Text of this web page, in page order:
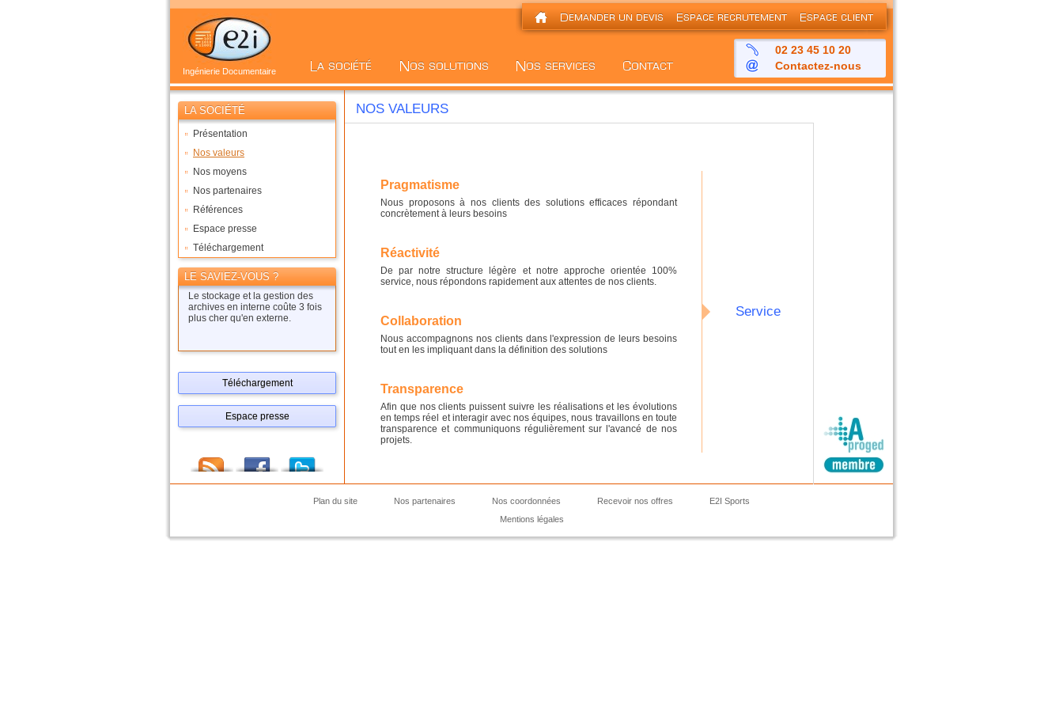
Ingénierie Documentaire
02 23 45 10 20
Contactez-nous
LA SOCIÉTÉ
Présentation
Nos valeurs
Nos moyens
Nos partenaires
Références
Espace presse
Téléchargement
LE SAVIEZ-VOUS ?
Le stockage et la gestion des
archives en interne coûte 3 fois
plus cher qu'en externe.
Téléchargement
Espace presse
NOS VALEURS
Pragmatisme
Nous proposons à nos clients des solutions efficaces répondant
concrètement à leurs besoins
Réactivité
De par notre structure légère et notre approche orientée 100%
service, nous répondons rapidement aux attentes de nos clients.
Collaboration
Nous accompagnons nos clients dans l'expression de leurs besoins
tout en les impliquant dans la définition des solutions
Transparence
Afin que nos clients puissent suivre les réalisations et les évolutions
en temps réel et interagir avec nos équipes, nous travaillons en toute
transparence et communiquons régulièrement sur l'avancé de nos
projets.
Service
Plan du site Nos partenaires Nos coordonnées Recevoir nos offres
E2I Sports
Mentions légales